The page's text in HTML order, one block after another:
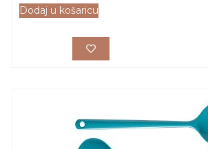
Dodaj u košaricu